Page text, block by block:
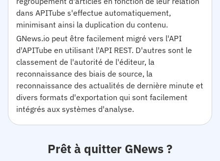
dans APITube s'effectue automatiquement,
minimisant ainsi la duplication du contenu.
GNews.io peut être facilement migré vers l'API
d'APITube en utilisant l'API REST. D'autres sont le
classement de l'autorité de l'éditeur, la
reconnaissance des biais de source, la
reconnaissance des actualités de dernière minute et
divers formats d'exportation qui sont facilement
intégrés aux systèmes d'analyse.
Prêt à quitter GNews ?